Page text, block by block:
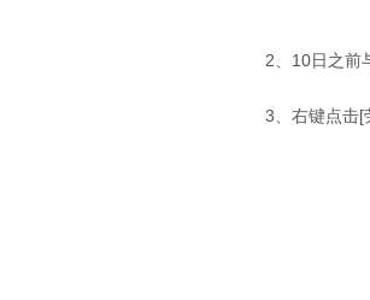
2、10日之前
3、右键点击[